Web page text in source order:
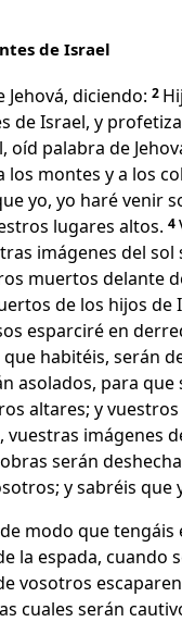
de Israel
diciendo: 2
de Israel, y
palabra de
los montes y a los
yo, yo haré venir
lugares altos. 4
imágenes del
muertos delante
de los hijos de
esparciré en
habitéis, serán
asolados, para que
altares; y
imágenes
serán
y sabréis que
modo que tengáis
la espada, cuando
vosotros
cuales serán